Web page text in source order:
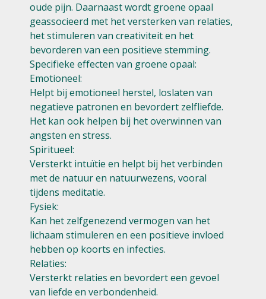
oude pijn. Daarnaast wordt groene opaal
geassocieerd met het versterken van relaties,
het stimuleren van creativiteit en het
bevorderen van een positieve stemming.
Specifieke effecten van groene opaal:
Emotioneel:
Helpt bij emotioneel herstel, loslaten van
negatieve patronen en bevordert zelfliefde.
Het kan ook helpen bij het overwinnen van
angsten en stress.
Spiritueel:
Versterkt intuïtie en helpt bij het verbinden
met de natuur en natuurwezens, vooral
tijdens meditatie.
Fysiek:
Kan het zelfgenezend vermogen van het
lichaam stimuleren en een positieve invloed
hebben op koorts en infecties.
Relaties:
Versterkt relaties en bevordert een gevoel
van liefde en verbondenheid.